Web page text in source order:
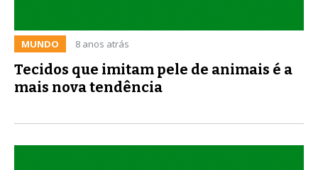
MUNDO 8 anos atrás
Tecidos que imitam pele de animais é a
mais nova tendência